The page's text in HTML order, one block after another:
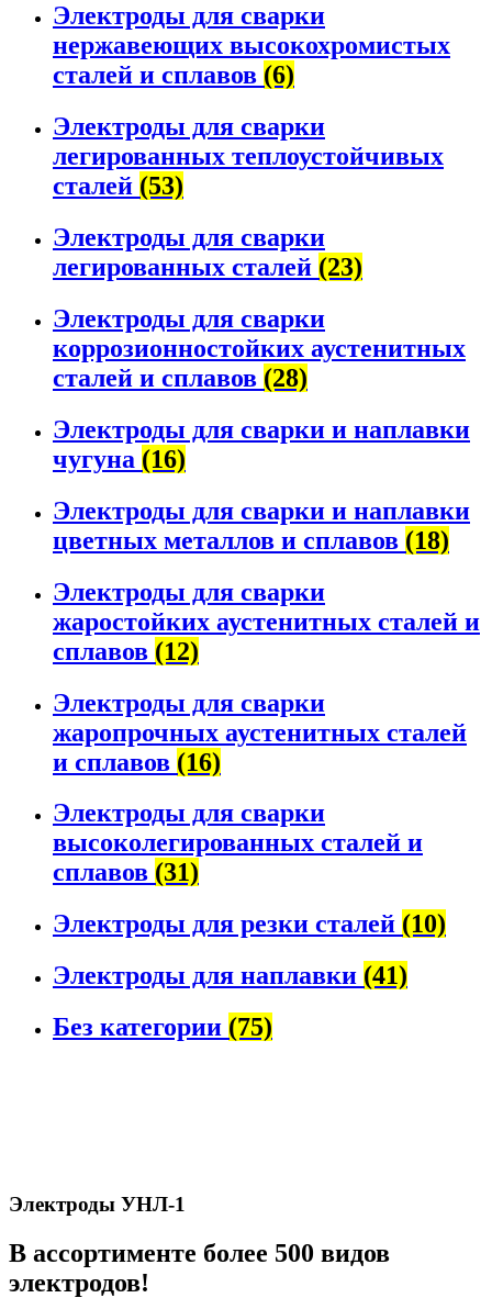
Электроды для сварки
нержавеющих высокохромистых
сталей и сплавов (6)
Электроды для сварки
легированных теплоустойчивых
сталей (53)
Электроды для сварки
легированных сталей (23)
Электроды для сварки
коррозионностойких аустенитных
сталей и сплавов (28)
Электроды для сварки и наплавки
чугуна (16)
Электроды для сварки и наплавки
цветных металлов и сплавов (18)
Электроды для сварки
жаростойких аустенитных сталей и
сплавов (12)
Электроды для сварки
жаропрочных аустенитных сталей
и сплавов (16)
Электроды для сварки
высоколегированных сталей и
сплавов (31)
Электроды для резки сталей (10)
Электроды для наплавки (41)
Без категории (75)
Электроды УНЛ-1
В ассортименте более 500 видов
электродов!